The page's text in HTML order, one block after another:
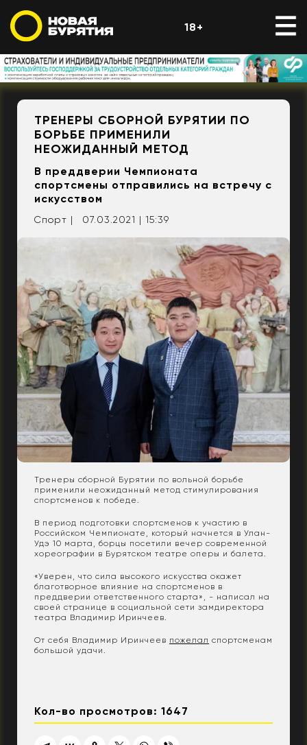
18+
ТРЕНЕРЫ СБОРНОЙ БУРЯТИИ ПО
БОРЬБЕ ПРИМЕНИЛИ
НЕОЖИДАННЫЙ МЕТОД
В преддверии Чемпионата
спортсмены отправились на встречу с
искусством
Спорт | 07.03.2021 | 15:39
Тренеры сборной Бурятии по вольной борьбе
применили неожиданный метод стимулирования
спортсменов к победе.
В период подготовки спортсменов к участию в
Российском Чемпионате, который начнется в Улан-
Удэ 10 марта, борцы посетили вечер современной
хореографии в Бурятском театре оперы и балета.
«Уверен, что сила высокого искусства окажет
благотворное влияние на спортсменов в
преддверии ответственного старта», - написал на
своей странице в социальной сети замдиректора
театра Владимир Иринчеев.
От себя Владимир Иринчеев пожелал спортсменам
большой удачи.
Кол-во просмотров: 1647